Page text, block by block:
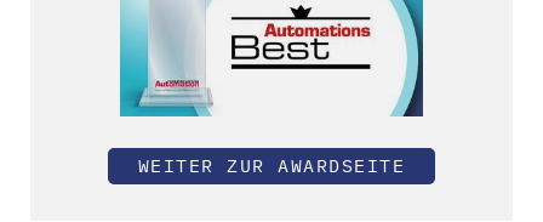
WEITER ZUR AWARDSEITE